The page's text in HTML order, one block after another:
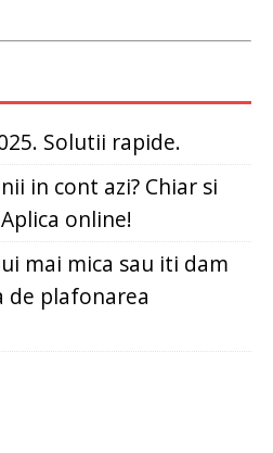
Solutii rapide.
in cont azi? Chiar si
online!
mai mica sau iti dam
de plafonarea